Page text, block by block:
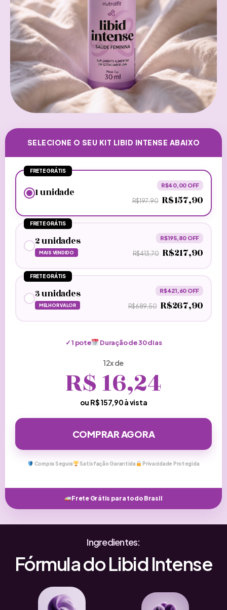
SELECIONE O SEU KIT LIBID INTENSE ABAIXO
FRETE GRÁTIS
1 unidade
R$40,00 OFF
R$197,90 R$157,90
FRETE GRÁTIS
2 unidades
MAIS VENDIDO
R$195,80 OFF
R$413,70 R$217,90
FRETE GRÁTIS
3 unidades
MELHOR VALOR
R$421,60 OFF
R$689,50 R$267,90
✓1 pote Duração de30dias
12x de
R$16,24
ou R$157,90à vista
COMPRAR AGORA
Compra Segura Satisfação Garantida Privacidade Protegida
Frete Grátis para todo Brasil
Ingredientes:
Fórmula do Libid Intense